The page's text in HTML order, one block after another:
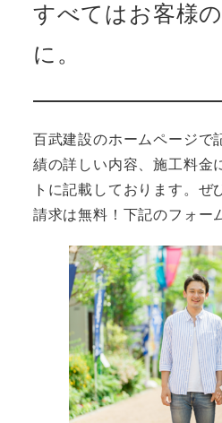
すべてはお客様
に。
百武建設のホームページで
績の詳しい内容、施工料金
トに記載しております。ぜ
請求は無料！下記のフォー